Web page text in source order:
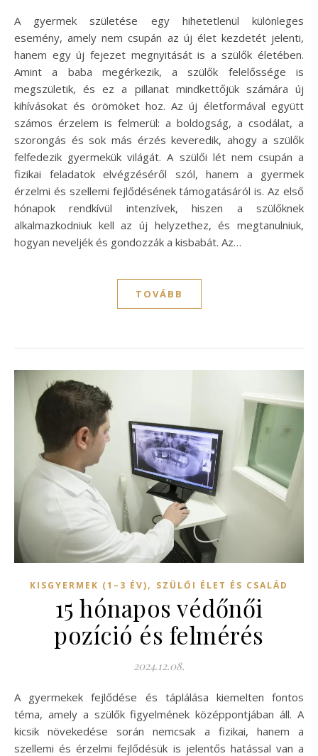
A gyermek születése egy hihetetlenül különleges
esemény, amely nem csupán az új élet kezdetét jelenti,
hanem egy új fejezet megnyitását is a szülők életében.
Amint a baba megérkezik, a szülők felelőssége is
megszületik, és ez a pillanat mindkettőjük számára új
kihívásokat és örömöket hoz. Az új életformával együtt
számos érzelem is felmerül: a boldogság, a csodálat, a
szorongás és sok más érzés keveredik, ahogy a szülők
felfedezik gyermekük világát. A szülői lét nem csupán a
fizikai feladatok elvégzéséről szól, hanem a gyermek
érzelmi és szellemi fejlődésének támogatásáról is. Az első
hónapok rendkívül intenzívek, hiszen a szülőknek
alkalmazkodniuk kell az új helyzethez, és megtanulniuk,
hogyan neveljék és gondozzák a kisbabát. Az…
TOVÁBB
KISGYERMEK (1–3 ÉV), SZÜLŐI ÉLET ÉS CSALÁD
15 hónapos védőnői
pozíció és felmérés
2024.12.08.
A gyermekek fejlődése és táplálása kiemelten fontos
téma, amely a szülők figyelmének középpontjában áll. A
kicsik növekedése során nemcsak a fizikai, hanem a
szellemi és érzelmi fejlődésük is jelentős hatással van a